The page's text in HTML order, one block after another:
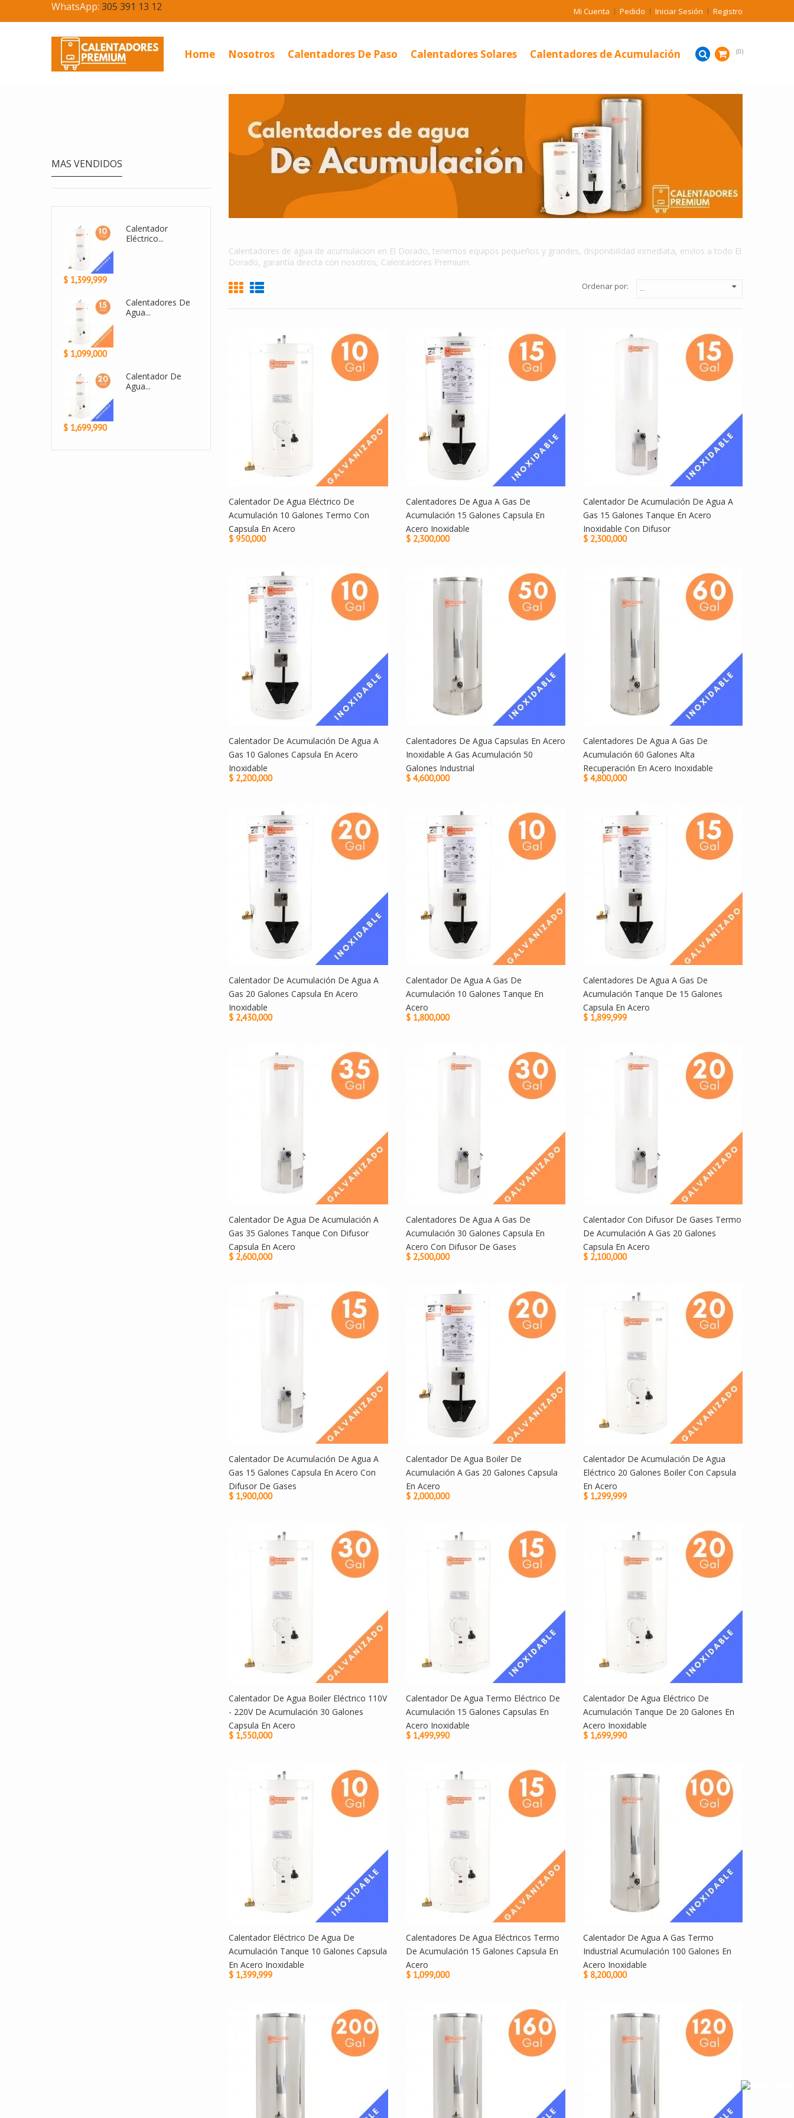
Mi Cuenta Pedido Iniciar Sesión Registro
WhatsApp: 305 391 13 12
Home Nosotros Calentadores De Paso Calentadores Solares Calentadores de Acumulación 0
MAS VENDIDOS
Calentador De
Agua...
$ 950,000
Calentador De...
$ 1,299,999
Calentador De
Agua...
$ 1,499,990
Agua...
Agua...
$ 1,099,000
Calentadores de agua de acumulacion en El Dorado, tenemos equipos pequeños y grandes, disponibilidad inmediata, envíos a todo El
Dorado, garantía directa con nosotros, Calentadores Premium.
Ordenar por:
Calentador De Agua Eléctrico De
Acumulación 10 Galones Termo Con
Capsula En Acero
$ 950,000
Calentadores De Agua A Gas De
Acumulación 15 Galones Capsula En
Acero Inoxidable
$ 2,300,000
Calentador De Acumulación De Agua A
Gas 15 Galones Tanque En Acero
Inoxidable Con Difusor
$ 2,300,000
Calentador De Acumulación De Agua A
Gas 10 Galones Capsula En Acero
Inoxidable
$ 2,200,000
Calentadores De Agua Capsulas En Acero
Inoxidable A Gas Acumulación 50
Galones Industrial
$ 4,600,000
Calentadores De Agua A Gas De
Acumulación 60 Galones Alta
Recuperación En Acero Inoxidable
$ 4,800,000
Calentador De Acumulación De Agua A
Gas 20 Galones Capsula En Acero
Inoxidable
$ 2,430,000
Calentador De Agua A Gas De
Acumulación 10 Galones Tanque En
Acero
$ 1,800,000
Calentadores De Agua A Gas De
Acumulación Tanque De 15 Galones
Capsula En Acero
$ 1,899,999
Calentador De Agua De Acumulación A
Gas 35 Galones Tanque Con Difusor
Capsula En Acero
$ 2,600,000
Calentadores De Agua A Gas De
Acumulación 30 Galones Capsula En
Acero Con Difusor De Gases
$ 2,500,000
Calentador Con Difusor De Gases Termo
De Acumulación A Gas 20 Galones
Capsula En Acero
$ 2,100,000
Calentador De Acumulación De Agua A
Gas 15 Galones Capsula En Acero Con
Difusor De Gases
$ 1,900,000
Calentador De Agua Boiler De
Acumulación A Gas 20 Galones Capsula
En Acero
$ 2,000,000
Calentador De Acumulación De Agua
Eléctrico 20 Galones Boiler Con Capsula
En Acero
$ 1,299,999
Calentador De Agua Boiler Eléctrico 110V
- 220V De Acumulación 30 Galones
Capsula En Acero
$ 1,550,000
Calentador De Agua Termo Eléctrico De
Acumulación 15 Galones Capsulas En
Acero Inoxidable
$ 1,499,990
Calentador De Agua Eléctrico De
Acumulación Tanque De 20 Galones En
Acero Inoxidable
$ 1,699,990
Calentador Eléctrico De Agua De
Acumulación Tanque 10 Galones Capsula
En Acero Inoxidable
$ 1,399,999
Calentadores De Agua Eléctricos Termo
De Acumulación 15 Galones Capsula En
Acero
$ 1,099,000
Calentador De Agua A Gas Termo
Industrial Acumulación 100 Galones En
Acero Inoxidable
$ 8,200,000